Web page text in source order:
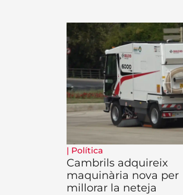
| Política
Cambrils adquireix
maquinària nova per
millorar la neteja